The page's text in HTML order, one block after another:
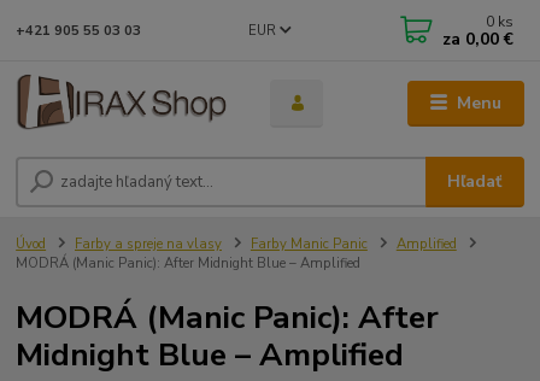
Menu
EUR
Hľadať
+421 905 55 03 03 0 ks
za 0,00 €
Úvod Farby a spreje na vlasy Farby Manic Panic
Amplified
MODRÁ (Manic Panic): After Midnight Blue – Amplified
MODRÁ (Manic Panic): After
Midnight Blue – Amplified